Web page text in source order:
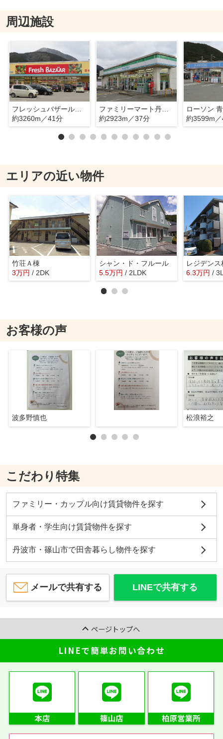
周辺施設
フレッシュバザール青垣店
約3260m／41分
ファミリーマート丹波青垣店
約2923m／37分
ローソン
約3599m
エリアの近い物件
竹荘Ａ棟
3万円 / 2DK
シャン・ド・フルール
5.5万円 / 2LDK
レジデンス
6.3万円 /
お客様の声
波多野慎也 松浪裕之
こだわり特集
ファミリー・カップル向け賃貸物件を探す
単身者・学生向け賃貸物件を探す
丹波市・篠山市で田舎暮らし物件を探す
メールで共有する LINEで共有する
ページトップへ
LINEで簡単お問い合わせ